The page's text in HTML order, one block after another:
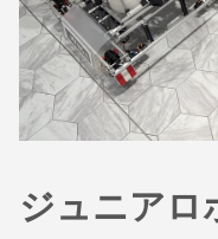
ジュニアロ